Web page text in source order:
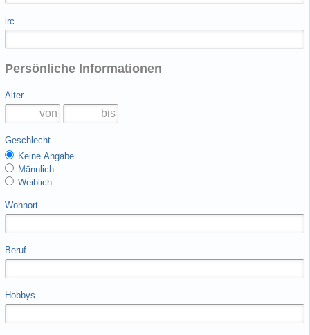
irc
Persönliche Informationen
Alter
Geschlecht
Keine Angabe
Männlich
Weiblich
Wohnort
Beruf
Hobbys